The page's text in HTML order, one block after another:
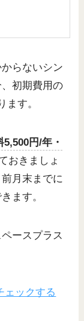
らないシン
初期費用の
ます。
円/年・
おきましょ
月末までに
ます。
ースプラス
ェックする